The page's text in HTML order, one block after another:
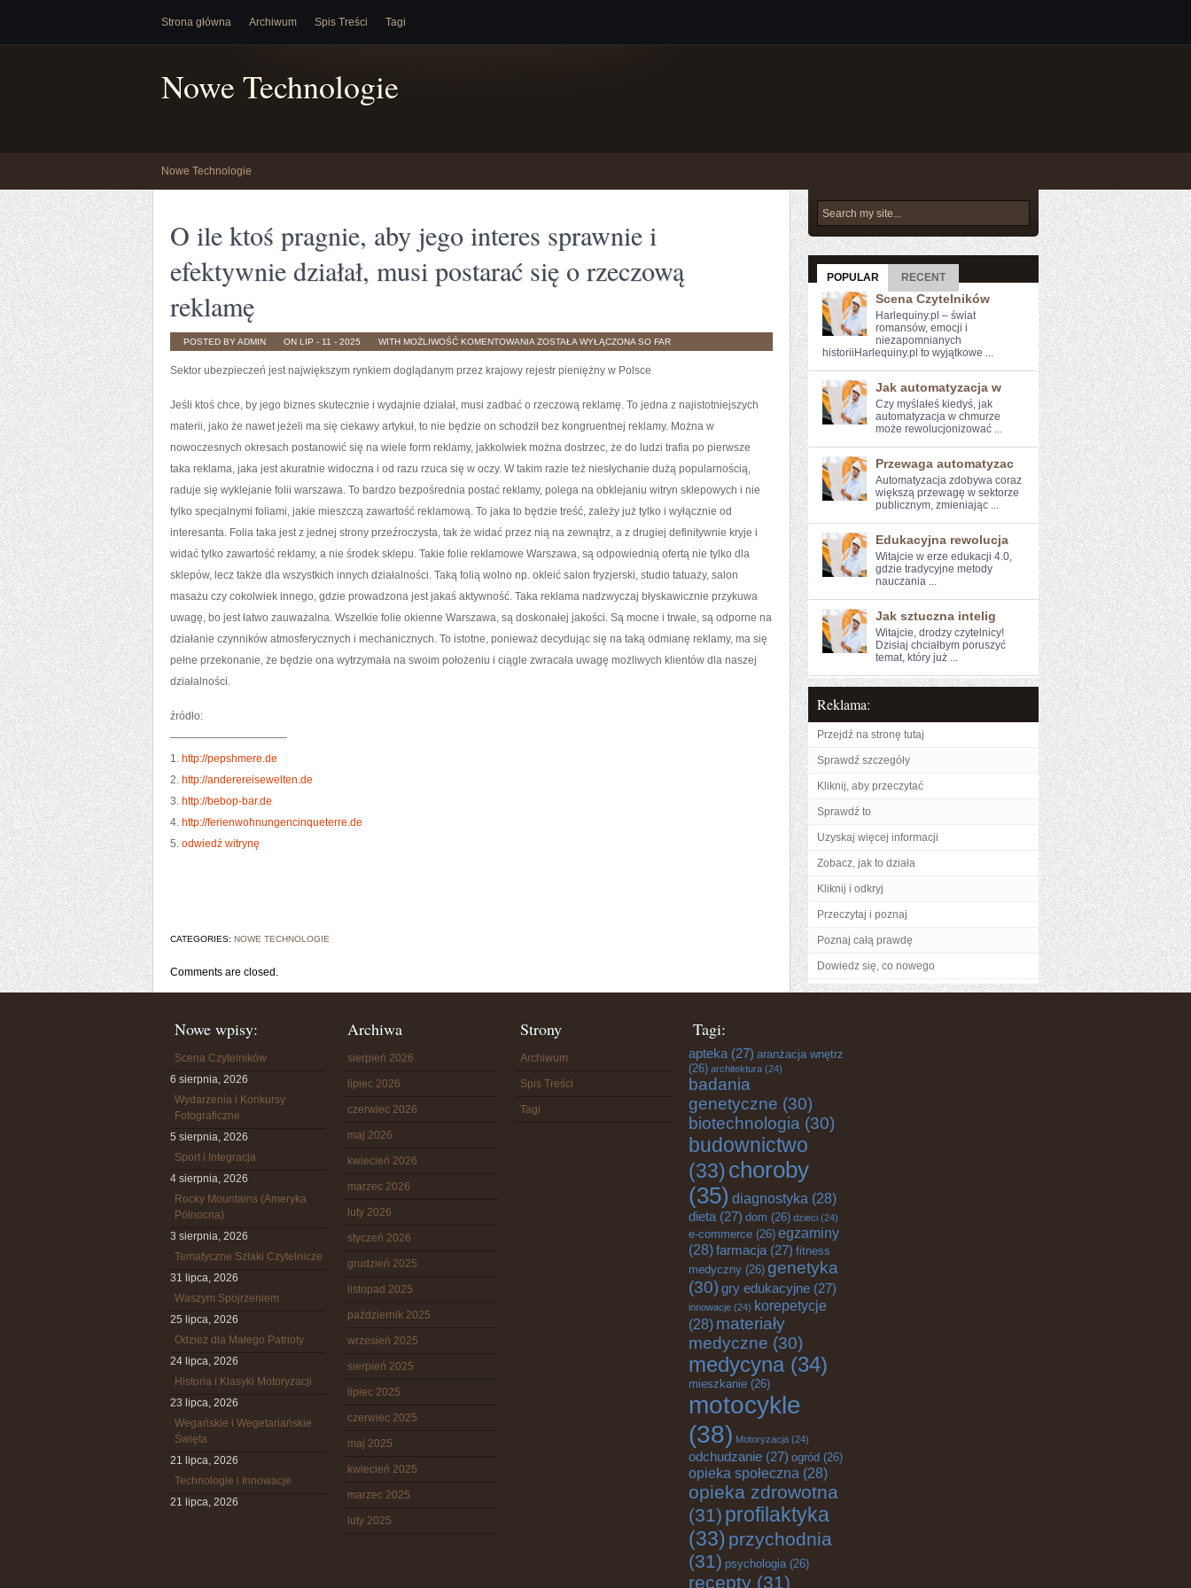
Strona główna Archiwum Spis Treści Tagi
Nowe Technologie
Nowe Technologie
O ile ktoś pragnie, aby jego interes sprawnie i
efektywnie działał, musi postarać się o rzeczową
reklamę
POSTED BY ADMIN ON LIP - 11 - 2025 WITH MOŻLIWOŚĆ KOMENTOWANIA O
ILE
PRAGNIE,
SPRAWNIE
EFEKTYWNIE
MUSI
SIĘ
RZECZOWĄ
REKLAMĘ
ZOSTAŁA WYŁĄCZONA SO FAR
Sektor ubezpieczeń jest największym rynkiem doglądanym przez krajowy rejestr pieniężny w Polsce
Jeśli ktoś chce, by jego biznes skutecznie i wydajnie działał, musi zadbać o rzeczową reklamę. To jedna z najistotniejszych
materii, jako że nawet jeżeli ma się ciekawy artykuł, to nie będzie on schodził bez kongruentnej reklamy. Można w
nowoczesnych okresach postanowić się na wiele form reklamy, jakkolwiek można dostrzec, że do ludzi trafia po pierwsze
taka reklama, jaka jest akuratnie widoczna i od razu rzuca się w oczy. W takim razie też niesłychanie dużą popularnością,
raduje się wyklejanie folii warszawa. To bardzo bezpośrednia postać reklamy, polega na obklejaniu witryn sklepowych i nie
tylko specjalnymi foliami, jakie mieszczą zawartość reklamową. To jaka to będzie treść, zależy już tylko i wyłącznie od
interesanta. Folia taka jest z jednej strony przeźroczysta, tak że widać przez nią na zewnątrz, a z drugiej definitywnie kryje i
widać tylko zawartość reklamy, a nie środek sklepu. Takie folie reklamowe Warszawa, są odpowiednią ofertą nie tylko dla
sklepów, lecz także dla wszystkich innych działalności. Taką folią wolno np. okleić salon fryzjerski, studio tatuaży, salon
masażu czy cokolwiek innego, gdzie prowadzona jest jakaś aktywność. Taka reklama nadzwyczaj błyskawicznie przykuwa
uwagę, bo jest łatwo zauważalna. Wszelkie folie okienne Warszawa, są doskonałej jakości. Są mocne i trwałe, są odporne na
działanie czynników atmosferycznych i mechanicznych. To istotne, ponieważ decydując się na taką odmianę reklamy, ma się
pełne przekonanie, że będzie ona wytrzymała na swoim położeniu i ciągle zwracała uwagę możliwych klientów dla naszej
działalności.
źródło:
———————————
1. http://pepshmere.de
2. http://anderereisewelten.de
3. http://bebop-bar.de
4. http://ferienwohnungencinqueterre.de
5. odwiedź witrynę
CATEGORIES: NOWE TECHNOLOGIE
Comments are closed.
POPULAR RECENT
Scena Czytelników
Harlequiny.pl – świat
romansów, emocji i
niezapomnianych
historiiHarlequiny.pl to wyjątkowe ...
Jak automatyzacja w
Czy myślałeś kiedyś, jak⁤
automatyzacja⁣ w ⁢chmurze
może rewolucjonizować ...
Przewaga automatyzac
Automatyzacja zdobywa coraz
większą przewagę ​w sektorze
publicznym, zmieniając ...
Edukacyjna rewolucja
Witajcie⁤ w erze edukacji 4.0,
gdzie tradycyjne metody
⁤nauczania ...
Jak sztuczna intelig
Witajcie, drodzy czytelnicy!
Dzisiaj chciałbym poruszyć
temat, który już ...
Reklama:
Przejdź na stronę tutaj
Sprawdź szczegóły
Kliknij, aby przeczytać
Sprawdź to
Uzyskaj więcej informacji
Zobacz, jak to działa
Kliknij i odkryj
Przeczytaj i poznaj
Poznaj całą prawdę
Dowiedz się, co nowego
Nowe wpisy:
Scena Czytelników
6 sierpnia, 2026
Wydarzenia i Konkursy
Fotograficzne
5 sierpnia, 2026
Sport i Integracja
4 sierpnia, 2026
Rocky Mountains (Ameryka
Północna)
3 sierpnia, 2026
Tematyczne Szlaki Czytelnicze
31 lipca, 2026
Waszym Spojrzeniem
25 lipca, 2026
Odzież dla Małego Patrioty
24 lipca, 2026
Historia i Klasyki Motoryzacji
23 lipca, 2026
Wegańskie i Wegetariańskie
Święta
21 lipca, 2026
Technologie i Innowacje
21 lipca, 2026
Archiwa
sierpień 2026
lipiec 2026
czerwiec 2026
maj 2026
kwiecień 2026
marzec 2026
luty 2026
styczeń 2026
grudzień 2025
listopad 2025
październik 2025
wrzesień 2025
sierpień 2025
lipiec 2025
czerwiec 2025
maj 2025
kwiecień 2025
marzec 2025
luty 2025
Strony
Archiwum
Spis Treści
Tagi
Tagi:
apteka (27) aranżacja wnętrz
(26) architektura (24)
badania
genetyczne (30)
biotechnologia (30)
budownictwo
(33)choroby
(35) diagnostyka (28)
dieta (27) dom (26) dzieci (24)
e-commerce (26) egzaminy
(28)farmacja (27) fitness
medyczny (26) genetyka
(30) gry edukacyjne (27)
innowacje (24) korepetycje
(28) materiały
medyczne (30)
medycyna(34)
mieszkanie (26)
motocykle
(38) Motoryzacja (24)
odchudzanie (27) ogród (26)
opieka społeczna (28)
opieka zdrowotna
(31) profilaktyka
(33) przychodnia
(31) psychologia(26)
recepty (31)